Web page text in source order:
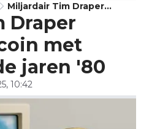
Miljardair Tim Draper
Vergelijkt Bitcoin Met
Microsoft In De Jaren '80
Draper
met
jaren '80
10:42